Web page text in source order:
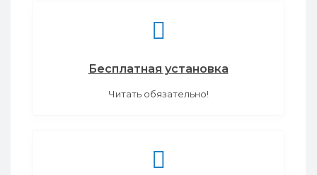
Бесплатная установка
Читать обязательно!